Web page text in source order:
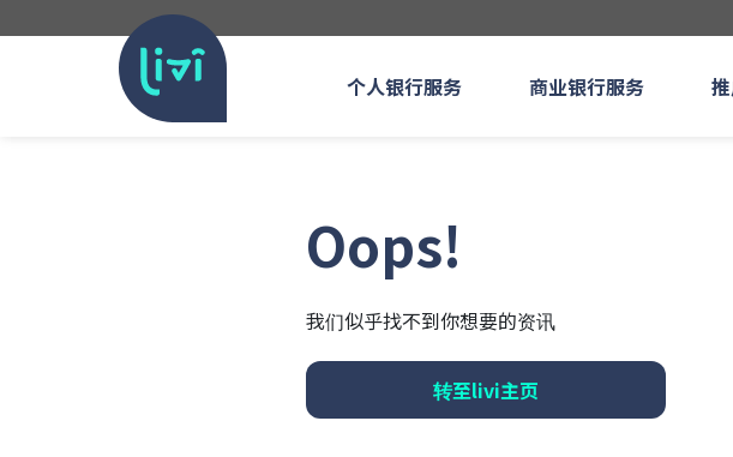
个人银行服务 商业银行服务
Oops!
我们似乎找不到你想要的资讯
转至livi主页